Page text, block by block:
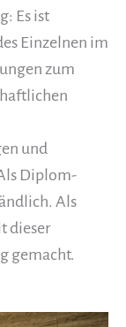
Es ist
Einzelnen im
zum
und
Diplom-
Als
dieser
gemacht.